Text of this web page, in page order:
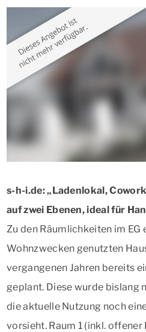
s-h-i.de: „Ladenlokal,
auf zwei Ebenen, ideal für
Zu den Räumlichkeiten im EG
Wohnzwecken genutzten
vergangenen Jahren bereits
geplant. Diese wurde bislang
die aktuelle Nutzung noch
vorsieht. Raum 1 (inkl. offener